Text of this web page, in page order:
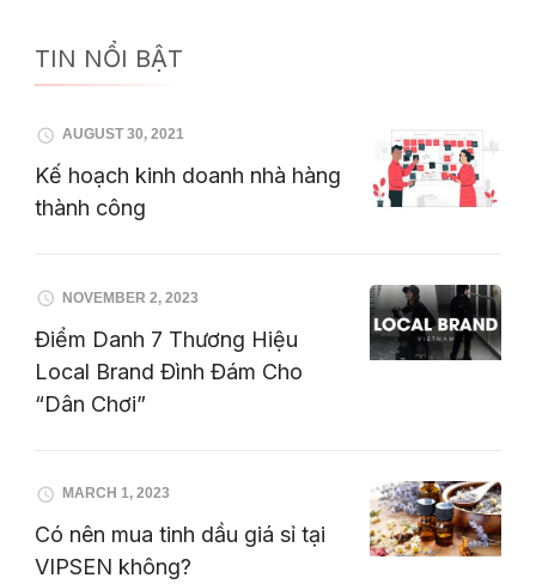
TIN NỔI BẬT
AUGUST 30, 2021
Kế hoạch kinh doanh nhà hàng
thành công
NOVEMBER 2, 2023
Điểm Danh 7 Thương Hiệu
Local Brand Đình Đám Cho
“Dân Chơi”
MARCH 1, 2023
Có nên mua tinh dầu giá sỉ tại
VIPSEN không?